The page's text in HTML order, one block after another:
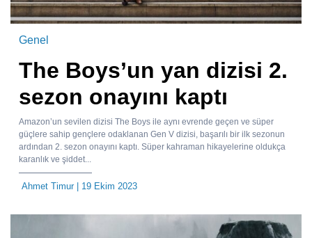
Genel
The Boys’un yan dizisi 2.
sezon onayını kaptı
Amazon’un sevilen dizisi The Boys ile aynı evrende geçen ve süper
güçlere sahip gençlere odaklanan Gen V dizisi, başarılı bir ilk sezonun
ardından 2. sezon onayını kaptı. Süper kahraman hikayelerine oldukça
karanlık ve şiddet...
Ahmet Timur| 19 Ekim 2023